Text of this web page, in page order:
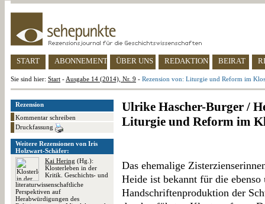
START ABONNEMENT ÜBER UNS REDAKTION BEIRAT
Sie sind hier: Start - Ausgabe 14 (2014), Nr. 9 - Rezension von: Liturgie und Reform im
Rezension
Kommentar schreiben
Druckfassung
Weitere Rezensionen von Iris
Holzwart-Schäfer:
Kai Hering (Hg.):
Klosterleben in der
Kritik. Geschichts- und
literaturwissenschaftliche
Perspektiven auf
Herabwürdigungen des
Ulrike Hascher-Burger /
Liturgie und Reform im
Das ehemalige
Heide ist bekannt für die
Handschriftenproduktion der